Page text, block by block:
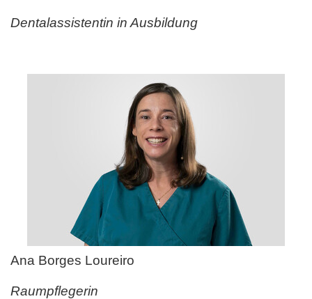
Dentalassistentin in Ausbildung
Ana Borges Loureiro
Raumpflegerin